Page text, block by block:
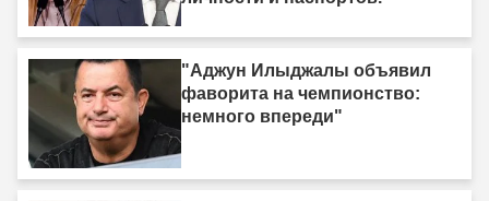
"Аджун Илыджалы объявил
фаворита на чемпионство:
немного впереди"